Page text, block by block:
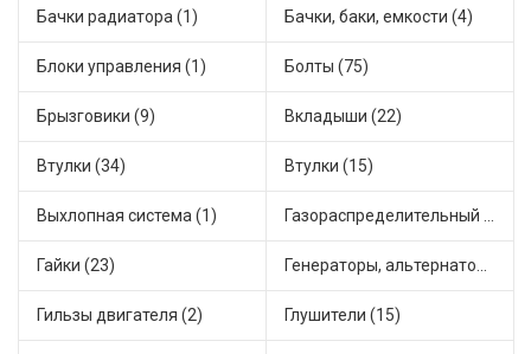
Бачки радиатора (1) Бачки, баки, емкости (4)
Блоки управления (1) Болты (75)
Брызговики (9) Вкладыши (22)
Втулки (34) Втулки (15)
Выхлопная система (1) Газораспределительный механизм (2)
Гайки (23) Генераторы, альтернаторы и комплектующие (48)
Гильзы двигателя (2) Глушители (15)